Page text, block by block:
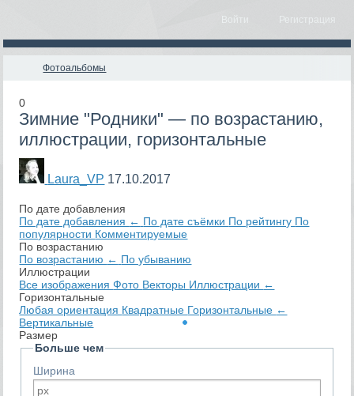
Войти Регистрация
Фотоальбомы
0
Зимние "Родники" — по возрастанию,
иллюстрации, горизонтальные
Laura_VP 17.10.2017
По дате добавления
По дате добавления ← По дате съёмки По рейтингу По
популярности Комментируемые
По возрастанию
По возрастанию ← По убыванию
Иллюстрации
Все изображенияФото Векторы Иллюстрации ←
Горизонтальные
Любая ориентация Квадратные Горизонтальные ←
Вертикальные
Размер
Больше чем
Ширина